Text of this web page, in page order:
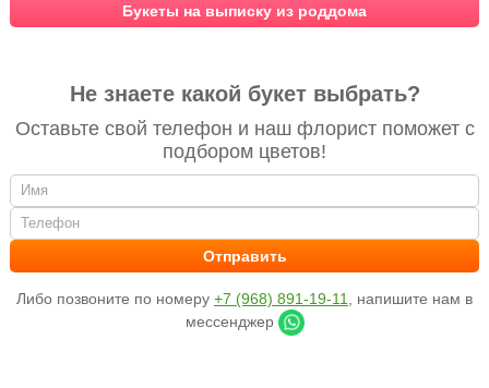
Букеты на выписку из роддома
Не знаете какой букет выбрать?
Оставьте свой телефон и наш флорист поможет с
подбором цветов!
Либо позвоните по номеру +7 (968) 891-19-11
, напишите нам в
мессенджер